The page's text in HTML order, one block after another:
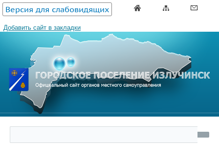
Версия для слабовидящих
Добавить сайт в закладки